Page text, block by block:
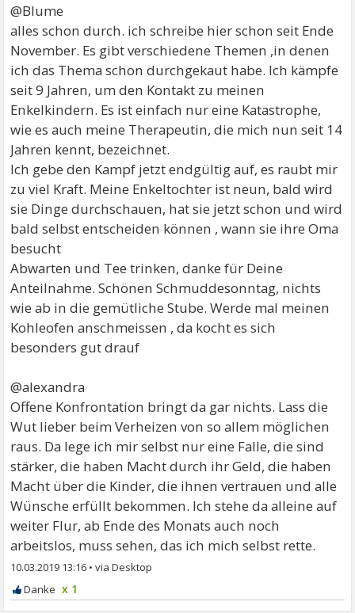
@Blume
alles schon durch. ich schreibe hier schon seit Ende
November. Es gibt verschiedene Themen ,in denen
ich das Thema schon durchgekaut habe. Ich kämpfe
seit 9 Jahren, um den Kontakt zu meinen
Enkelkindern. Es ist einfach nur eine Katastrophe,
wie es auch meine Therapeutin, die mich nun seit 14
Jahren kennt, bezeichnet.
Ich gebe den Kampf jetzt endgültig auf, es raubt mir
zu viel Kraft. Meine Enkeltochter ist neun, bald wird
sie Dinge durchschauen, hat sie jetzt schon und wird
bald selbst entscheiden können , wann sie ihre Oma
besucht
Abwarten und Tee trinken, danke für Deine
Anteilnahme. Schönen Schmuddesonntag, nichts
wie ab in die gemütliche Stube. Werde mal meinen
Kohleofen anschmeissen , da kocht es sich
besonders gut drauf
@alexandra
Offene Konfrontation bringt da gar nichts. Lass die
Wut lieber beim Verheizen von so allem möglichen
raus. Da lege ich mir selbst nur eine Falle, die sind
stärker, die haben Macht durch ihr Geld, die haben
Macht über die Kinder, die ihnen vertrauen und alle
Wünsche erfüllt bekommen. Ich stehe da alleine auf
weiter Flur, ab Ende des Monats auch noch
arbeitslos, muss sehen, das ich mich selbst rette.
10.03.2019 13:16 •
x 1